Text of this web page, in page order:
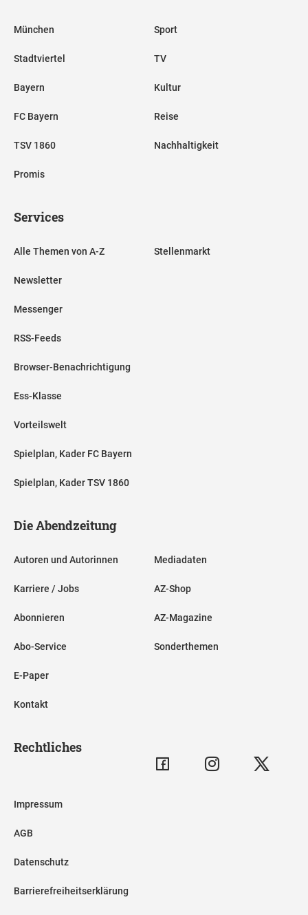
München
Stadtviertel
Bayern
FC Bayern
TSV 1860
Promis
Sport
TV
Kultur
Reise
Nachhaltigkeit
Services
Alle Themen von A-Z
Newsletter
Messenger
RSS-Feeds
Browser-Benachrichtigung
Ess-Klasse
Vorteilswelt
Spielplan, Kader FC Bayern
Spielplan, Kader TSV 1860
Stellenmarkt
Die Abendzeitung
Autoren und Autorinnen
Karriere / Jobs
Abonnieren
Abo-Service
E-Paper
Kontakt
Mediadaten
AZ-Shop
AZ-Magazine
Sonderthemen
Rechtliches
Impressum
AGB
Datenschutz
Barrierefreiheitserklärung